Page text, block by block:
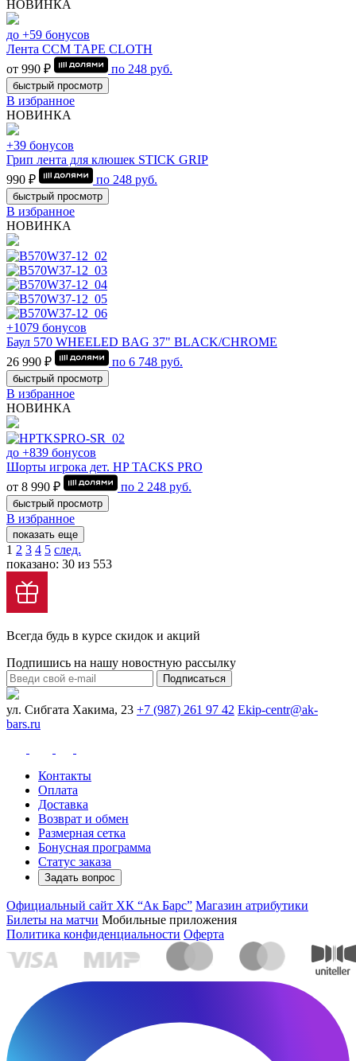
НОВИНКА
до +59 бонусов
Лента CCM TAPE CLOTH
от 990 ₽
по 248 руб.
быстрый просмотр
В избранное
НОВИНКА
+39 бонусов
Грип лента для клюшек STICK GRIP
990 ₽
по 248 руб.
быстрый просмотр
В избранное
НОВИНКА
+1079 бонусов
Баул 570 WHEELED BAG 37" BLACK/CHROME
26 990 ₽
по 6 748 руб.
быстрый просмотр
В избранное
НОВИНКА
до +839 бонусов
Шорты игрока дет. HP TACKS PRO
от 8 990 ₽
по 2 248 руб.
быстрый просмотр
В избранное
показать еще
1 2 3 4 5 след.
показано: 30 из 553
Всегда будь в курсе скидок и акций
Подпишись на нашу новостную рассылку
Подписаться
ул. Сибгата Хакима, 23 +7 (987) 261 97 42 Ekip-centr@ak-
bars.ru
Контакты
Оплата
Доставка
Возврат и обмен
Размерная сетка
Бонусная программа
Статус заказа
Задать вопрос
Официальный сайт ХК “Ак Барс” Магазин атрибутики
Билеты на матчи Мобильные приложения
Политика конфиденциальности Оферта